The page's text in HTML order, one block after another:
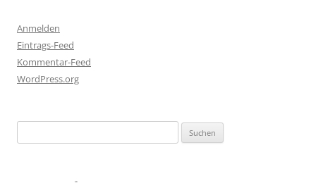
Anmelden
Eintrags-Feed
Kommentar-Feed
WordPress.org
nach: